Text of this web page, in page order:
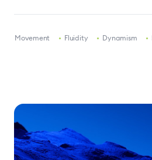
Movement • Fluidity • Dynamism •